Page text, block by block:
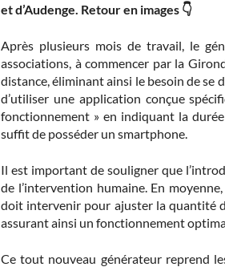
et d’Audenge. Retour en images 👇
Après plusieurs mois de travail, le
associations, à commencer par la
distance, éliminant ainsi le besoin de se
d’utiliser une application conçue
fonctionnement » en indiquant la
suffit de posséder un smartphone.
Il est important de souligner que
de l’intervention humaine. En
doit intervenir pour ajuster la quantité
assurant ainsi un fonctionnement
Ce tout nouveau générateur reprend